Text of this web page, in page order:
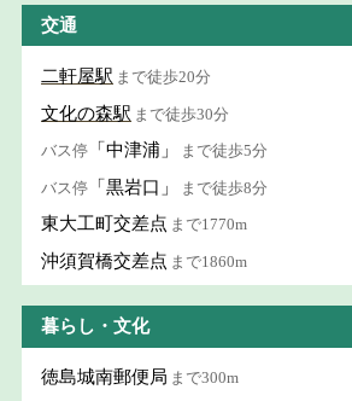
交通
二軒屋駅 まで徒歩20分
文化の森駅 まで徒歩30分
バス停 「中津浦」 まで徒歩5分
バス停 「黒岩口」 まで徒歩8分
東大工町交差点 まで1770m
沖須賀橋交差点 まで1860m
暮らし・文化
徳島城南郵便局 まで300m